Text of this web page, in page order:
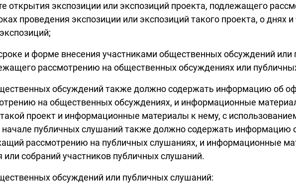
открытия экспозиции или экспозиций проекта, подлежащего
проведения экспозиции или экспозиций такого проекта, о днях
и форме внесения участниками общественных обсуждений
рассмотрению на общественных обсуждениях или
обсуждений также должно содержать информацию об
на общественных обсуждениях, и информационные
проект и информационные материалы к нему, с
публичных слушаний также должно содержать информацию
рассмотрению на публичных слушаниях, и информационные
или собраний участников публичных слушаний.
обсуждений или публичных слушаний: